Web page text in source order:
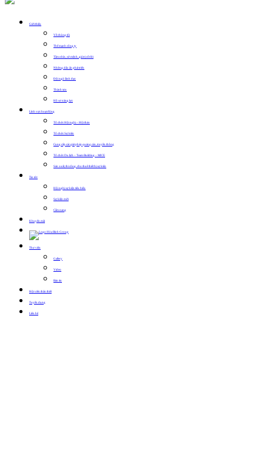
Giới thiệu
Về chúng tôi
Thế mạnh công ty
Tầm nhìn, sứ mệnh, giá trị cốt lõi
Những dấu ấn phát triển
Đội ngũ lãnh đạo
Thành tựu
Hồ sơ năng lực
Lĩnh vực hoạt động
Tổ chức Hội nghị – Hội thảo
Tổ chức Sự kiện
Cung cấp các giải pháp quảng cáo, truyền thông
Tổ chức Du lịch – Team Building – MICE
Sản xuất, thi công, cho thuê thiết bị sự kiện
Tin tức
Hội nghị sự kiện tiêu biểu
Sự kiện mới
Cẩm nang
Khuyến mãi
Thư viện
Gallery
Video
Bản tin
Hội viên thân thiết
Tuyển dụng
Liên hệ